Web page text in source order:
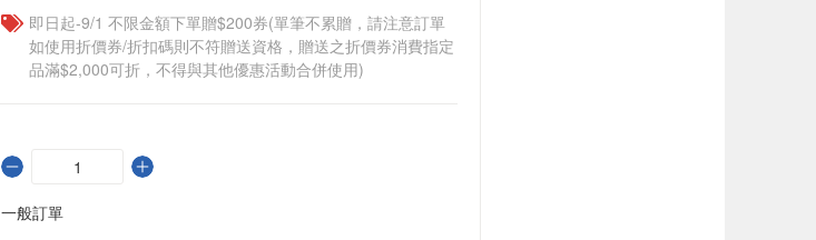
即日起-9/1 不限金額下單贈$200券(單筆不累贈，請注意訂單
如使用折價券/折扣碼則不符贈送資格，贈送之折價券消費指定
品滿$2,000可折，不得與其他優惠活動合併使用)
一般訂單